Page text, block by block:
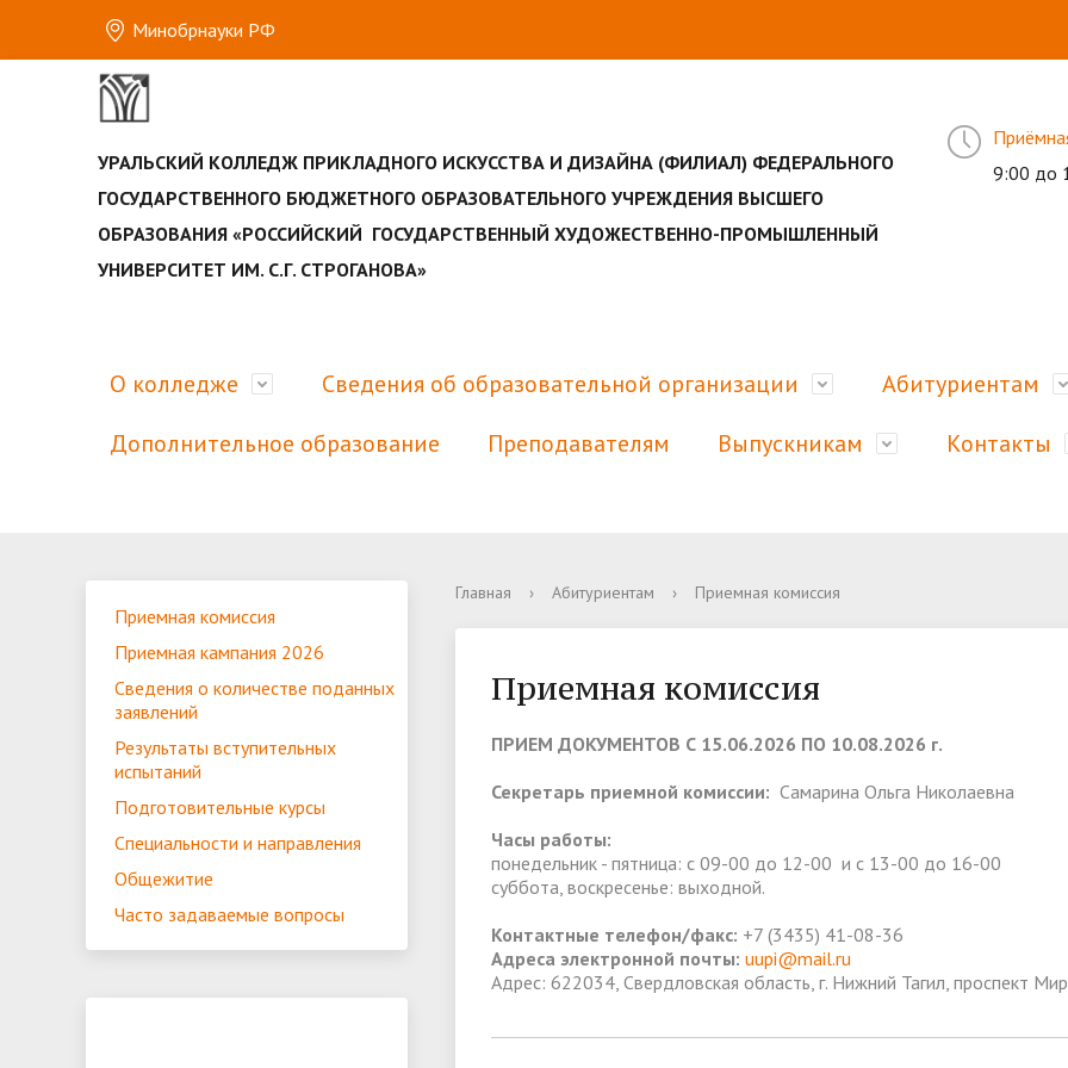
Минобрнауки РФ
УРАЛЬСКИЙ КОЛЛЕДЖ ПРИКЛАДНОГО ИСКУССТВА И ДИЗАЙНА (ФИЛИАЛ) ФЕДЕРАЛЬНОГО
ГОСУДАРСТВЕННОГО БЮДЖЕТНОГО ОБРАЗОВАТЕЛЬНОГО УЧРЕЖДЕНИЯ ВЫСШЕГО
ОБРАЗОВАНИЯ «РОССИЙСКИЙ ГОСУДАРСТВЕННЫЙ ХУДОЖЕСТВЕННО-ПРОМЫШЛЕННЫЙ
УНИВЕРСИТЕТ ИМ. С.Г. СТРОГАНОВА»
9:00 до
О колледже
Новости Библиотека
Объявления
Сведения об образовательной организации
Структура и органы управления
образовательной организацией
Документы
Материально-техническое
обеспечение и оснащение
образовательного процесса.
Доступная среда
Платные образовательные услуги
Финансово-хозяйственная
(перевода) обучающихся
обучающихся
Доступная среда
Противодействие коррупции
экстремизму
Абитуриентам
Приемная кампания 2025
Сведения о количестве
заявлений
Специальности и направления
Подготовительные курсы
Учебные материалы Дистанционное обучение
Оплата обучения
Дополнительное образование Преподавателям Выпускникам
Совет молодых ученых Ассоциация выпускников
Отзывы выпускников
Контакты
Сервис для подачи электронного
обращения, получения
Приемная комиссия
Приемная кампания 2026
Сведения о количестве поданных
заявлений
Результаты вступительных
испытаний
Подготовительные курсы
Специальности и направления
Общежитие
Часто задаваемые вопросы
Главная › Абитуриентам › Приемная комиссия
Приемная комиссия
ПРИЕМ ДОКУМЕНТОВ С 15.06.2026 ПО 10.08.2026 г.
Секретарь приемной комиссии: Самарина Ольга Николаевна
Часы работы:
понедельник - пятница: с 09-00 до 12-00 и с 13-00 до 16-00
суббота, воскресенье: выходной.
Контактные телефон/факс: +7 (3435) 41-08-36
Адреса электронной почты: uupi@mail.ru
Адрес: 622034, Свердловская область, г. Нижний Тагил, проспект